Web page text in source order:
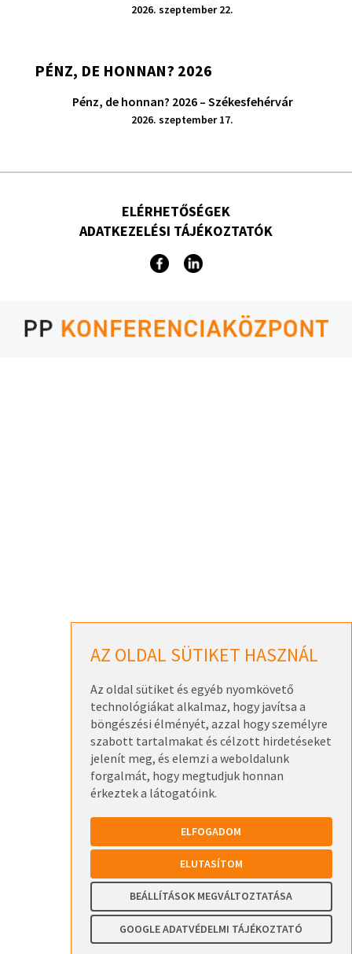
AZ OLDAL SÜTIKET HASZNÁL
Az oldal sütiket és egyéb nyomkövető
technológiákat alkalmaz, hogy javítsa a
böngészési élményét, azzal hogy személyre
szabott tartalmakat és célzott hirdetéseket
jelenít meg, és elemzi a weboldalunk
forgalmát, hogy megtudjuk honnan
érkeztek a látogatóink.
ELFOGADOM
ELUTASÍTOM
BEÁLLÍTÁSOK MEGVÁLTOZTATÁSA
GOOGLE ADATVÉDELMI TÁJÉKOZTATÓ
2026. szeptember 22.
PÉNZ, DE HONNAN? 2026
Pénz, de honnan? 2026 – Székesfehérvár
2026. szeptember 17.
ELÉRHETŐSÉGEK
ADATKEZELÉSI TÁJÉKOZTATÓK